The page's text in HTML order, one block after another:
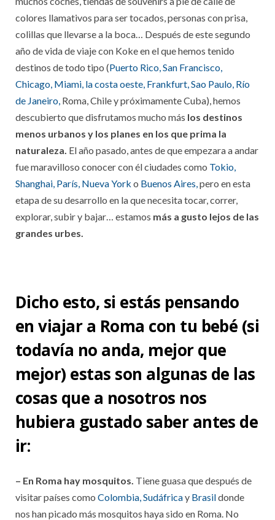
colores llamativos para ser tocados, personas con prisa,
colillas que llevarse a la boca… Después de este segundo
año de vida de viaje con Koke en el que hemos tenido
destinos de todo tipo (Puerto Rico,San Francisco,
Chicago, Miami, la costa oeste, Frankfurt,Sao Paulo, Río
de Janeiro, Roma, Chile y próximamente Cuba), hemos
descubierto que disfrutamos mucho más los destinos
menos urbanos y los planes en los que prima la
naturaleza. El año pasado, antes de que empezara a andar
fue maravilloso conocer con él ciudades como Tokio,
Shanghai, París, Nueva York o Buenos Aires,pero en esta
etapa de su desarrollo en la que necesita tocar, correr,
explorar, subir y bajar… estamos más a gusto lejos de las
grandes urbes.
Dicho esto, si estás pensando
en viajar a Roma con tu bebé (si
todavía no anda, mejor que
mejor) estas son algunas de las
cosas que a nosotros nos
hubiera gustado saber antes de
ir:
– En Roma hay mosquitos. Tiene guasa que después de
visitar países como Colombia, Sudáfricay Brasildonde
nos han picado más mosquitos haya sido en Roma. No